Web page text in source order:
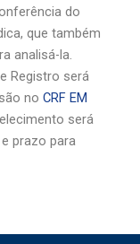
do
que também
analisá-la.
Registro será
no CRF EM
será
prazo para